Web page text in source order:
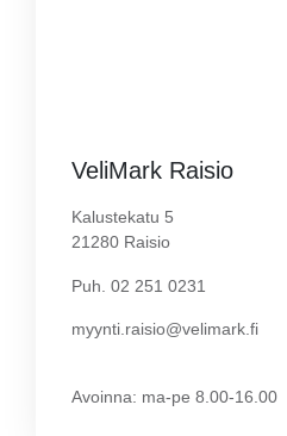
VeliMark Raisio
Kalustekatu 5
21280 Raisio
Puh. 02 251 0231
myynti.raisio@velimark.fi
Avoinna: ma-pe 8.00-16.00